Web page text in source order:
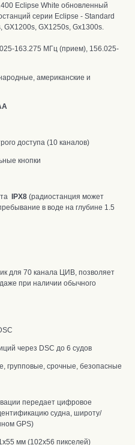
Eclipse White обновленный
серии Eclipse - Standard
GX1200s, GX1250s, Gx1300s.
163.275 МГц (прием), 156.025-
американские и
доступа (10 каналов)
кнопки
IPX8 (радиостанция может
в воде на глубине 1.5
для 70 канала ЦИВ, позволяет
при наличии обычного
через DSC до 6 судов
групповые, срочные, безопасные
передает цифровое
судна, широту/
GPS)
мм (102х56 пикселей)